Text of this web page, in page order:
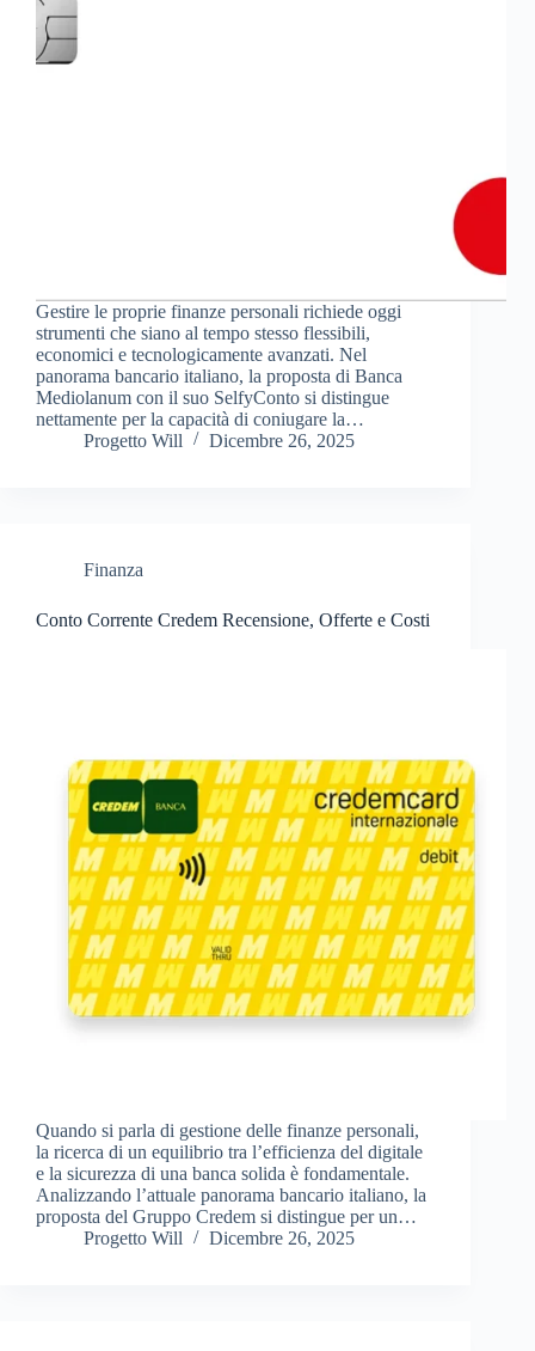
Gestire le proprie finanze personali richiede oggi
strumenti che siano al tempo stesso flessibili,
economici e tecnologicamente avanzati. Nel
panorama bancario italiano, la proposta di Banca
Mediolanum con il suo SelfyConto si distingue
nettamente per la capacità di coniugare la…
Progetto Will
Dicembre 26, 2025
Finanza
Conto Corrente Credem Recensione, Offerte e Costi
Quando si parla di gestione delle finanze personali,
la ricerca di un equilibrio tra l’efficienza del digitale
e la sicurezza di una banca solida è fondamentale.
Analizzando l’attuale panorama bancario italiano, la
proposta del Gruppo Credem si distingue per un…
Progetto Will
Dicembre 26, 2025